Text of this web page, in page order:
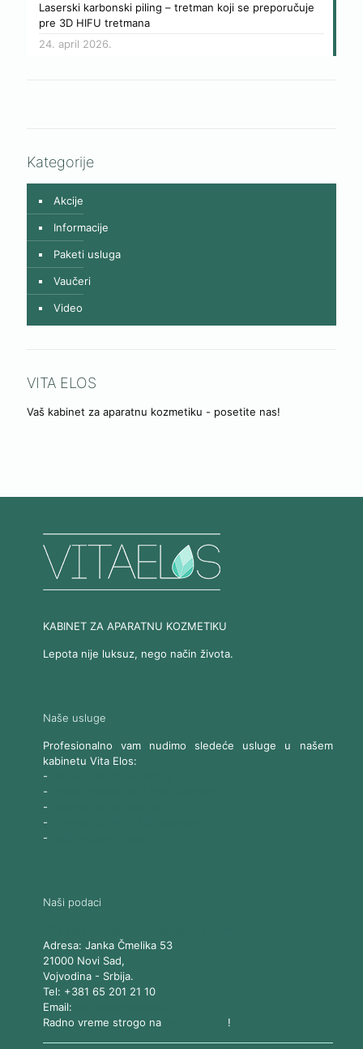
Laserski karbonski piling – tretman koji se preporučuje
pre 3D HIFU tretmana
24. april 2026.
Kategorije
Akcije
Informacije
Paketi usluga
Vaučeri
Video
VITA ELOS
Vaš kabinet za aparatnu kozmetiku - posetite nas!
KABINET ZA APARATNU KOZMETIKU
Lepota nije luksuz, nego način života.
Naše usluge
Profesionalno vam nudimo sledeće usluge u našem
kabinetu Vita Elos:
-
-
-
-
-
Naši podaci
Adresa: Janka Čmelika 53
21000 Novi Sad,
Vojvodina- Srbija.
Tel: +381 65 201 21 10
Email:
Radno vreme strogo na
!